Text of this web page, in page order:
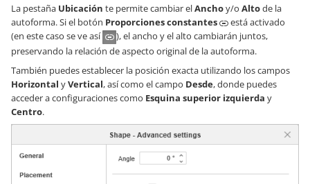
La pestaña Ubicación te permite cambiar elAnchoy/o Altode la
autoforma. Si el botón Proporciones constantes
está activado
(en este caso se ve así
), el ancho y el alto cambiarán juntos,
preservando la relación de aspecto original de la autoforma.
También puedes establecer la posición exacta utilizando los campos
Horizontal yVertical, así como el campo Desde, donde puedes
acceder a configuraciones como Esquina superior izquierda y
Centro.